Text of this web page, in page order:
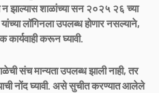
न झाल्यास शाळांच्या सन २०२५ २६ च्या
लॉगिनला उपलब्ध होणार नसल्याने,
करून घ्यावी.
संच मान्यता उपलब्ध झाली नाही, तर
याची नोंद घ्यावी. असे सुचीत करण्यात आलेले